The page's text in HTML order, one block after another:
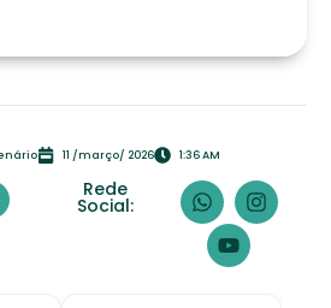
11 /março/ 2026 1:36 AM
Rede
Social: